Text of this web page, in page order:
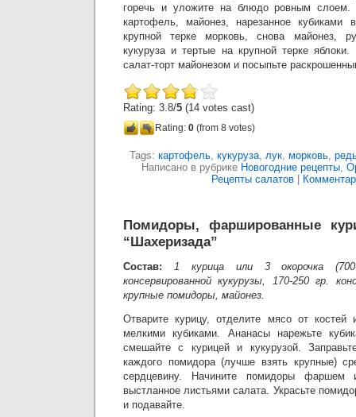
горечь и уложите на блюдо ровным слоем.
картофель, майонез, нарезанное кубиками
крупной терке морковь, снова майонез,
кукуруза и тертые на крупной терке
салат-торт майонезом и посыпьте
Rating: 3.8/5 (14 votes cast)
Rating: 0 (from 8 votes)
Tags: картофель, кукуруза, лук, морковь,
Написано в рубрике Новогодние рецепты,
Рецепты салатов|
Помидоры, фаршированные
“Шахеризада”
Состав: 1 курица или 3 окорочка
консервированной кукурузы, 170-250 гр.
крупные помидоры, майонез.
Отварите курицу, отделите мясо от
мелкими кубиками. Ананасы нарежьте
смешайте с курицей и кукурузой.
каждого помидора (лучше взять крупные)
сердцевину. Начините помидоры
выстланное листьями салата. Украсьте
и подавайте.